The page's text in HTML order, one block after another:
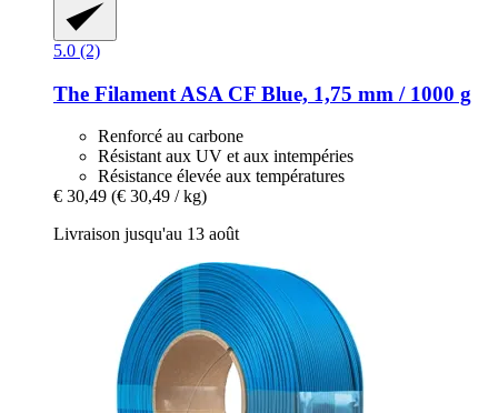
5.0 (2)
The Filament ASA CF Blue, 1,75 mm / 1000 g
Renforcé au carbone
Résistant aux UV et aux intempéries
Résistance élevée aux températures
€ 30,49 (€ 30,49 / kg)
Livraison jusqu'au 13 août